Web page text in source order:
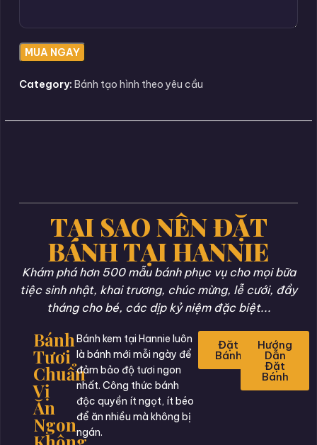
Category: Bánh tạo hình theo yêu cầu
TẠI SAO NÊN ĐẶT
BÁNH TẠI HANNIE
Khám phá hơn 500 mẫu bánh phục vụ cho mọi bữa
tiệc sinh nhật, khai trương, chúc mừng, lễ cưới, đầy
tháng cho bé, các dịp kỷ niệm đặc biệt...
Bánh
Tươi
Chuẩn
Vị
Ăn
Ngon
Bánh kem tại Hannie luôn
là bánh mới mỗi ngày để
đảm bảo độ tươi ngon
nhất. Công thức bánh
độc quyền ít ngọt, ít béo
để ăn nhiều mà không bị
ngán.
Đặt
Bánh
Hướng
Dẫn
Đặt
Bánh